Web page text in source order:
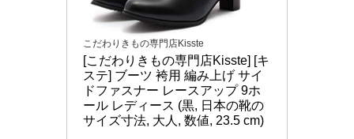
こだわりきもの専門店Kisste
[こだわりきもの専門店Kisste] [キ
ステ] ブーツ 袴用 編み上げ サイ
ドファスナー レースアップ 9ホ
ール レディース (黒, 日本の靴の
サイズ寸法, 大人, 数値, 23.5 cm)